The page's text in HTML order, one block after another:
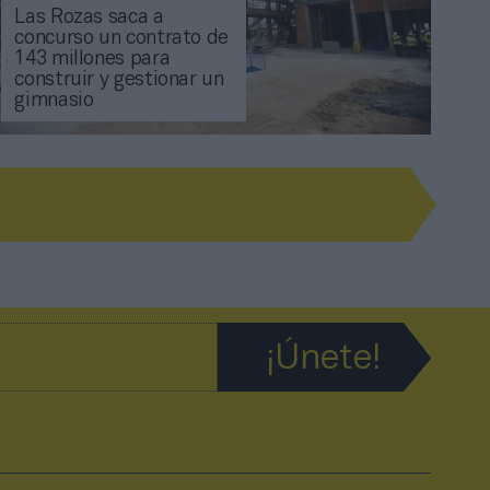
Las Rozas saca a
concurso un contrato de
143 millones para
construir y gestionar un
gimnasio